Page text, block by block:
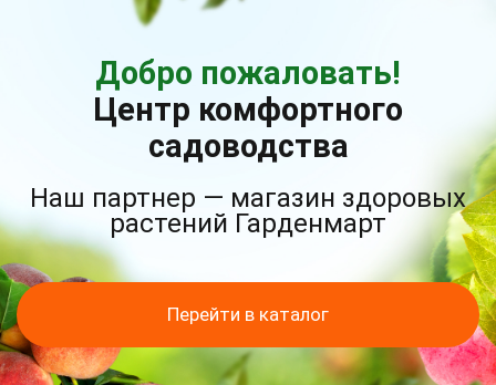
Добро пожаловать!
Центр комфортного
садоводства
Наш партнер — магазин здоровых
растений Гарденмарт
Перейти в каталог